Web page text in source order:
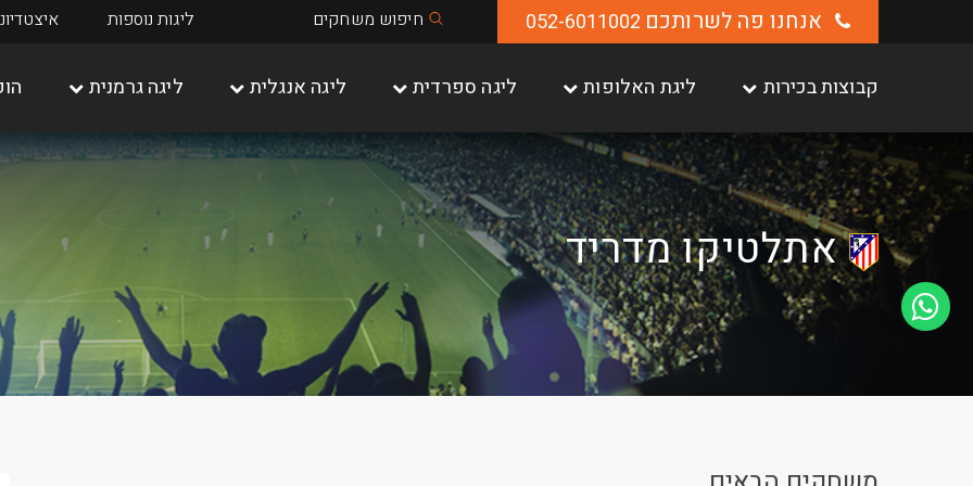
אנחנו פה לשרותכם 052-6011002 חיפוש משחקים ליגות נוספות
קבוצות בכירות ליגת האלופות ליגה ספרדית ליגה אנגלית ליגה גרמנית
אתלטיקו מדריד